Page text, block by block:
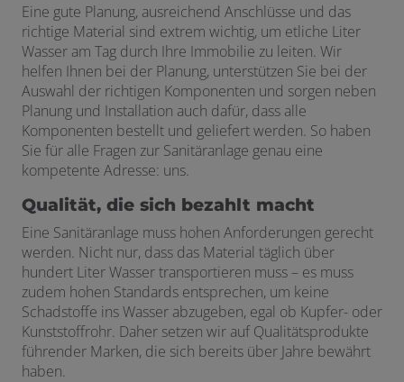
Eine gute Planung, ausreichend Anschlüsse und das
richtige Material sind extrem wichtig, um etliche Liter
Wasser am Tag durch Ihre Immobilie zu leiten. Wir
helfen Ihnen bei der Planung, unterstützen Sie bei der
Auswahl der richtigen Komponenten und sorgen neben
Planung und Installation auch dafür, dass alle
Komponenten bestellt und geliefert werden. So haben
Sie für alle Fragen zur Sanitäranlage genau eine
kompetente Adresse: uns.
Qualität, die sich bezahlt macht
Eine Sanitäranlage muss hohen Anforderungen gerecht
werden. Nicht nur, dass das Material täglich über
hundert Liter Wasser transportieren muss – es muss
zudem hohen Standards entsprechen, um keine
Schadstoffe ins Wasser abzugeben, egal ob Kupfer- oder
Kunststoffrohr. Daher setzen wir auf Qualitätsprodukte
führender Marken, die sich bereits über Jahre bewährt
haben.